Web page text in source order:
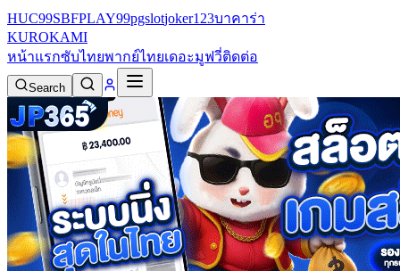
HUC99SBFPLAY99pgslotjoker123บาคาร่า
KUROKAMI
หน้าแรกซับไทยพากย์ไทยเดอะมูฟวี่ติดต่อ
Search